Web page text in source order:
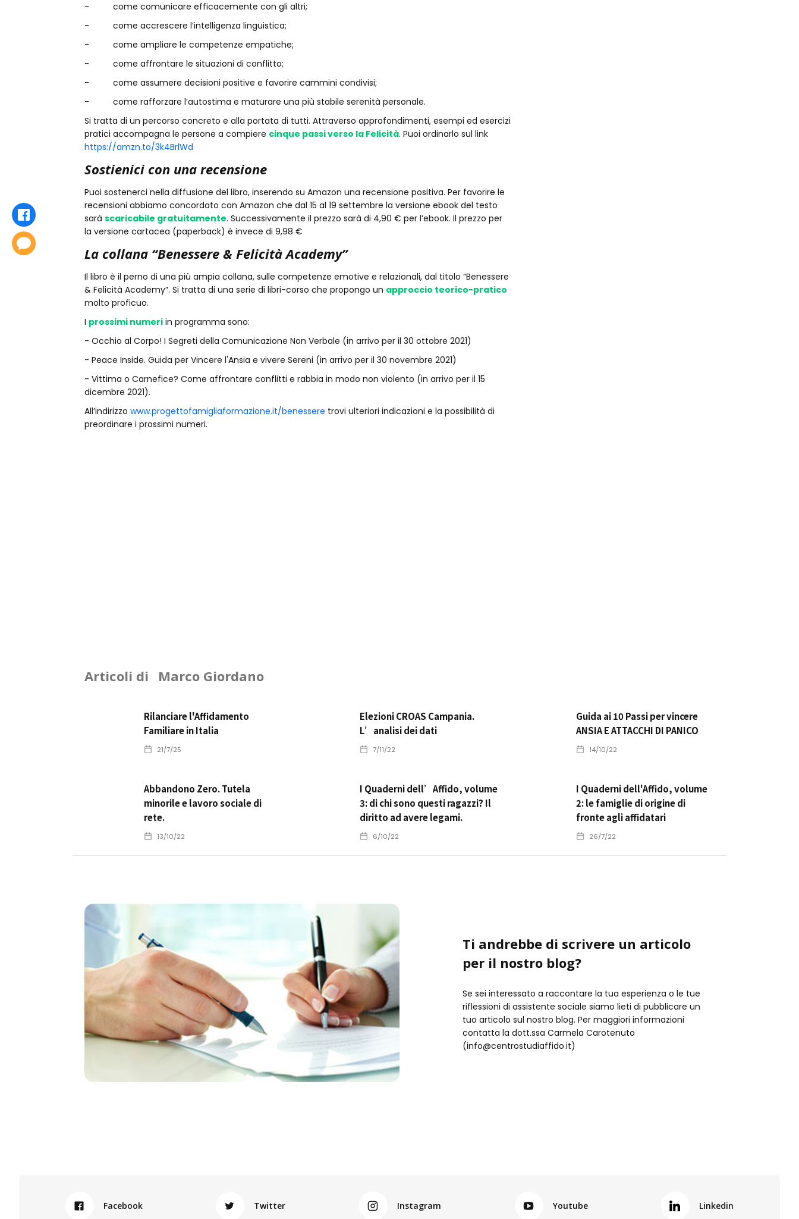
- come comunicare efficacemente con gli altri;
- come accrescere l’intelligenza linguistica;
- come ampliare le competenze empatiche;
- come affrontare le situazioni di conflitto;
- come assumere decisioni positive e favorire cammini condivisi;
- come rafforzare l’autostima e maturare una più stabile serenità personale.
Si tratta di un percorso concreto e alla portata di tutti. Attraverso approfondimenti, esempi ed esercizi
pratici accompagna le persone a compiere cinque passi verso la Felicità. Puoi ordinarlo sul link
https://amzn.to/3k4BrlWd
Sostienici con una recensione
Puoi sostenerci nella diffusione del libro, inserendo su Amazon una recensione positiva. Per favorire le
recensioni abbiamo concordato con Amazon che dal 15 al 19 settembre la versione ebook del testo
sarà scaricabile gratuitamente. Successivamente il prezzo sarà di 4,90 € per l’ebook. Il prezzo per
la versione cartacea (paperback) è invece di 9,98 €
La collana “Benessere & Felicità Academy”
Il libro è il perno di una più ampia collana, sulle competenze emotive e relazionali, dal titolo “Benessere
& Felicità Academy”. Si tratta di una serie di libri-corso che propongo un approccio teorico-pratico
molto proficuo.
I prossimi numeri in programma sono:
- Occhio al Corpo! I Segreti della Comunicazione Non Verbale (in arrivo per il 30 ottobre 2021)
- Peace Inside. Guida per Vincere l'Ansia e vivere Sereni (in arrivo per il 30 novembre 2021)
- Vittima o Carnefice? Come affrontare conflitti e rabbia in modo non violento (in arrivo per il 15
dicembre 2021).
All’indirizzo www.progettofamigliaformazione.it/benessere trovi ulteriori indicazioni e la possibilità di
preordinare i prossimi numeri.
Articoli di Marco Giordano
Rilanciare l'Affidamento
Familiare in Italia
21/7/25
Elezioni CROAS Campania.
L’analisi dei dati
7/11/22
Guida ai 10 Passi per vincere
ANSIA E ATTACCHI DI PANICO
14/10/22
Abbandono Zero. Tutela
minorile e lavoro sociale di
rete.
13/10/22
I Quaderni dell’Affido, volume
3: di chi sono questi ragazzi? Il
diritto ad avere legami.
6/10/22
I Quaderni dell'Affido, volume
2: le famiglie di origine di
fronte agli affidatari
26/7/22
Ti andrebbe di scrivere un articolo
per il nostro blog?
Se sei interessato a raccontare la tua esperienza o le tue
riflessioni di assistente sociale siamo lieti di pubblicare un
tuo articolo sul nostro blog. Per maggiori informazioni
contatta la dott.ssa Carmela Carotenuto
(info@centrostudiaffido.it)
Facebook Twitter Instagram Youtube Linkedin